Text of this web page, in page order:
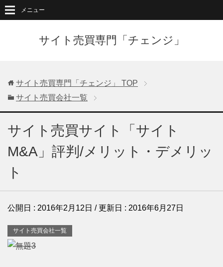
サイト売買専門「チェンジ」
メニュー
サイト売買専門「チェンジ」
TOP
サイト売買会社一覧
サイト売買サイト「サイト
M&A」評判/メリット・デメリッ
ト
公開日 : 2016年2月12日 / 更新日 : 2016年6月27日
サイト売買会社一覧